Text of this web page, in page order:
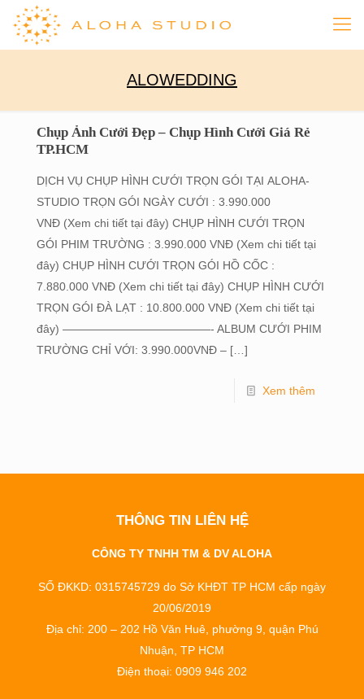
ALOWEDDING
Chụp Ảnh Cưới Đẹp – Chụp Hình Cưới Giá Rẻ
TP.HCM
DỊCH VỤ CHỤP HÌNH CƯỚI TRỌN GÓI TẠI ALOHA-
STUDIO TRỌN GÓI NGÀY CƯỚI : 3.990.000
VNĐ (Xem chi tiết tại đây) CHỤP HÌNH CƯỚI TRỌN
GÓI PHIM TRƯỜNG : 3.990.000 VNĐ (Xem chi tiết tại
đây) CHỤP HÌNH CƯỚI TRỌN GÓI HỒ CỐC :
7.880.000 VNĐ (Xem chi tiết tại đây) CHỤP HÌNH CƯỚI
TRỌN GÓI ĐÀ LẠT : 10.800.000 VNĐ (Xem chi tiết tại
đây) —————————————- ALBUM CƯỚI PHIM
TRƯỜNG CHỈ VỚI: 3.990.000VNĐ‎ – […]
Xem thêm
THÔNG TIN LIÊN HỆ
CÔNG TY TNHH TM & DV ALOHA
SỐ ĐKKD: 0315745729 do Sở KHĐT TP HCM cấp ngày
20/06/2019
Địa chỉ: 200 – 202 Hồ Văn Huê, phường 9, quận Phú
Nhuận, TP HCM
Điện thoại: 0909 946 202